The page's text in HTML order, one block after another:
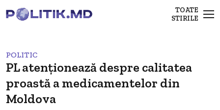
TOATE
STIRILE
POLITIC
PL atenționează despre calitatea
proastă a medicamentelor din
Moldova